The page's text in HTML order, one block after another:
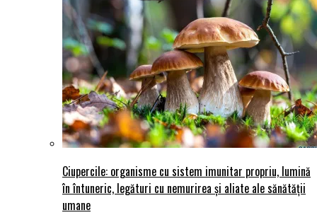
Ciupercile: organisme cu sistem imunitar propriu, lumină
în întuneric, legături cu nemurirea și aliate ale sănătății
umane